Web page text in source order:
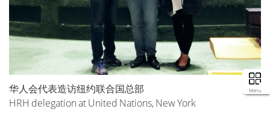
华人会代表造访纽约联合国总部
HRH delegation at United Nations, New York
Menu